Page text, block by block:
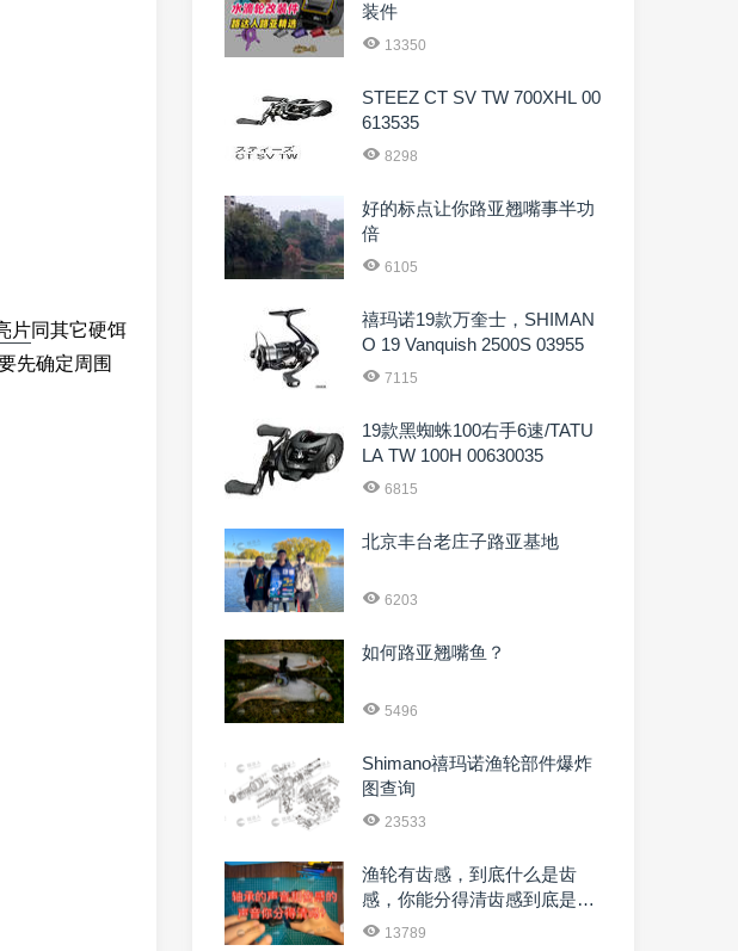
片同其它硬饵
先确定周围
装件
13350
STEEZ CT SV TW 700XHL 00
613535
8298
好的标点让你路亚翘嘴事半功
倍
6105
禧玛诺19款万奎士，SHIMAN
O 19 Vanquish 2500S 03955
7115
19款黑蜘蛛100右手6速/TATU
LA TW 100H 00630035
6815
北京丰台老庄子路亚基地
6203
如何路亚翘嘴鱼？
5496
Shimano禧玛诺渔轮部件爆炸
图查询
23533
渔轮有齿感，到底什么是齿
感，你能分得清齿感到底是什
么吗？
13789